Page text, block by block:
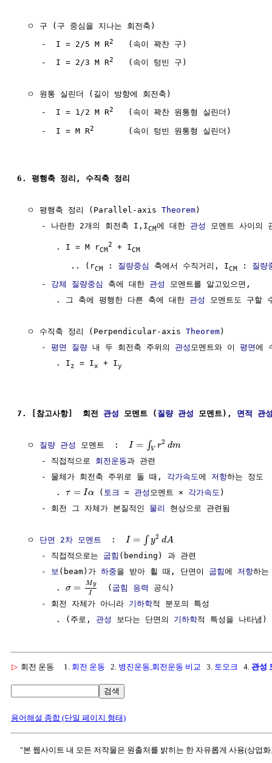
  ㅇ 구 (구 중심을 지나는 회전축)
     -  I = 2/5 M R
2
   (속이 꽉찬 구)
     -  I = 2/3 M R
2
   (속이 텅빈 구)
  ㅇ 원통 실린더 (길이 방향에 회전축)
     -  I = 1/2 M R
2
   (속이 꽉찬 원통형 실린더)
     -  I = M R
2
       (속이 텅빈 원통형 실린더)
6. 평행축 정리, 수직축 정리
  ㅇ 평행축 정리 (Parallel-axis
Theorem)
     - 나란한 2개의 회전축 I,I
CM에 대한 관성 모멘트 사이의
        . I = M r
CM
2 + ICM
           .. (r
CM : 질량중심 축에서 수직거리, ICM : 질량
     -
강체 질량중심 축에 대한 관성
모멘트를 알고있으면,
        . 그 축에 평행한 다른 축에 대한
관성 모멘트도 구할
  ㅇ 수직축 정리 (Perpendicular-axis
Theorem)
     -
평면 질량 내 두 회전축 주위의 관성 모멘트와 이 평면에
        . I
z = Ix + Iy
7. [참고사항]  회전 관성 모멘트 ( 질량 관성 모멘트), 면적 관
  ㅇ
질량 관성 모멘트  : I = ∫V r2 dm
     - 직접적으로
회전운동과 관련
     - 물체가 회전축 주위로 돌 때,
각가속도에 저항하는 정도
        .
τ = Iα ( 토크 = 관성 모멘트 × 각가속도 )
     - 회전 그 자체가 본질적인
물리 현상으로 관련됨
  ㅇ
단면 2차 모멘트
  :
I = ∫ y2 dA
     - 직접적으로는
굽힘 (bending) 과 관련
     -
보 (beam)가 하중을 받아 휠 때, 단면이 굽힘에 저항하는
        .
σ = My
I
  (
굽힘 응력
공식)
     - 회전 자체가 아니라
기하학적 분포의 특성
        . (주로,
관성 보다는 단면의 기하학
▷ 회전 운동 1. 회전 운동 2. 병진운동,회전운동 비교 3. 토오크 4. 관성
검색
용어해설 종합 (단일 페이지 형태)
"본 웹사이트 내 모든 저작물은 원출처를 밝히는 한 자유롭게 사용(상업